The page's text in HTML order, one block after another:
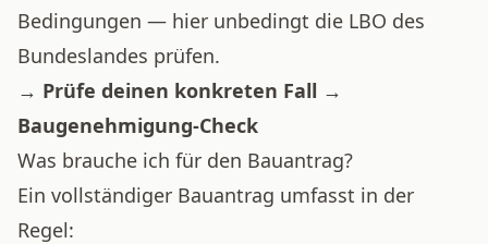
Bedingungen — hier unbedingt die LBO des
Bundeslandes prüfen.
→ Prüfe deinen konkreten Fall →
Baugenehmigung-Check
Was brauche ich für den Bauantrag?
Ein vollständiger Bauantrag umfasst in der
Regel: